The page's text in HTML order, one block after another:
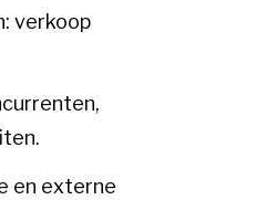
verkoop
en externe